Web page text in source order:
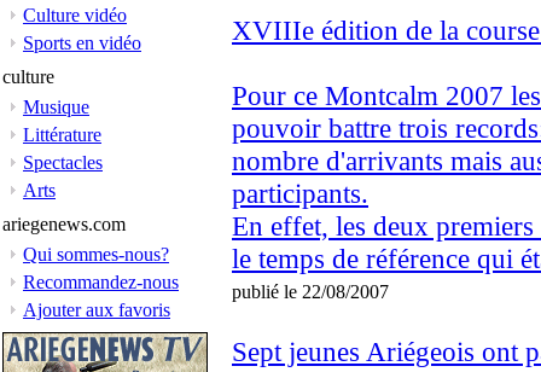
Culture vidéo
Sports en vidéo
culture
Musique
Littérature
Spectacles
Arts
ariegenews.com
Qui sommes-nous?
Recommandez-nous
Ajouter aux favoris
XVIIIe édition de la
Pour ce Montcalm 2007
pouvoir battre trois
nombre d'arrivants mais
participants.
En effet, les deux
le temps de référence qui
publié le 22/08/2007
Sept jeunes Ariégeois ont